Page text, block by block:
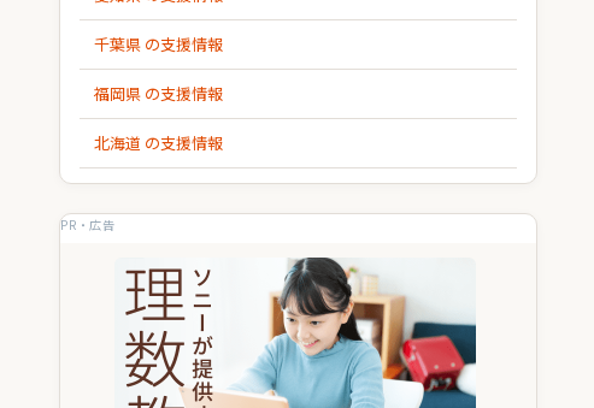
千葉県 の支援情報
福岡県 の支援情報
北海道 の支援情報
PR・広告